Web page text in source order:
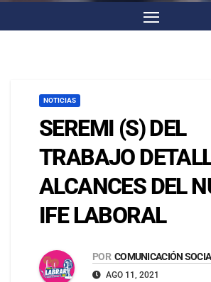
NOTICIAS
SEREMI (S) DEL
TRABAJO
ALCANCES DEL
IFE LABORAL
POR COMUNICACIÓN
AGO 11, 2021